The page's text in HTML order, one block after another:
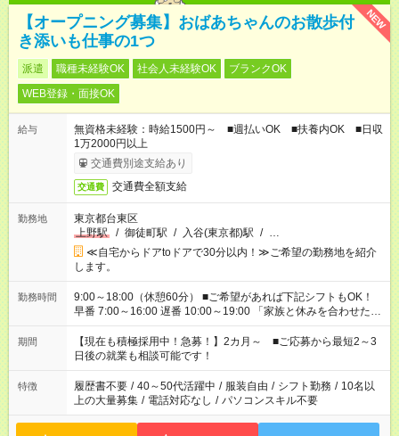
NEW
【オープニング募集】おばあちゃんのお散歩付
き添いも仕事の1つ
派遣 職種未経験OK 社会人未経験OK
ブランクOK
WEB登録・面接OK
給与
無資格未経験：時給1500円～ ■週払いOK ■扶養内OK ■日収
1万2000円以上
交通費別途支給あり
交通費 交通費全額支給
勤務地
東京都台東区
上野駅
/ 御徒町駅 / 入谷(東京都)駅 / …
≪自宅からドアtoドアで30分以内！≫ご希望の勤務地を紹介
します。
勤務時間
9:00～18:00（休憩60分） ■ご希望があれば下記シフトもOK！
早番 7:00～16:00 遅番 10:00～19:00 「家族と休みを合わせた
い」 「余裕を持って夕飯の準備がしたい」 「できれば残業はし
たくない」 など、ご希望を教えてくださいね。 ※Wワーク希望
の方へ 今ご覧のお仕事で希望する勤務時間と、もう1つのお仕事
の勤務時間。 合計で週40時間を超える場合は応募できません。
期間
【現在も積極採用中！急募！】2カ月～ ■ご応募から最短2～3
日後の就業も相談可能です！
特徴 履歴書不要 / 40～50代活躍中 / 服装自由 / シフト勤務 / 10名以
上の大量募集 / 電話対応なし / パソコンスキル不要